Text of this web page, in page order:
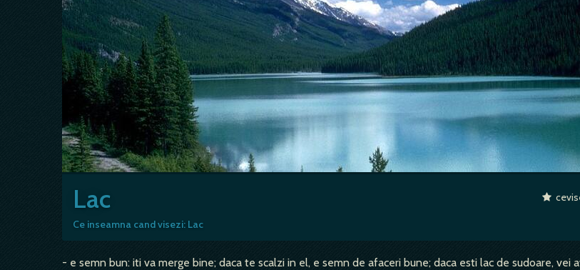
Lac
Ce inseamna cand visezi: Lac
- e semn bun: iti va merge bine; daca te scalzi in el, e semn de afaceri bune; daca esti lac de sudoare, vei